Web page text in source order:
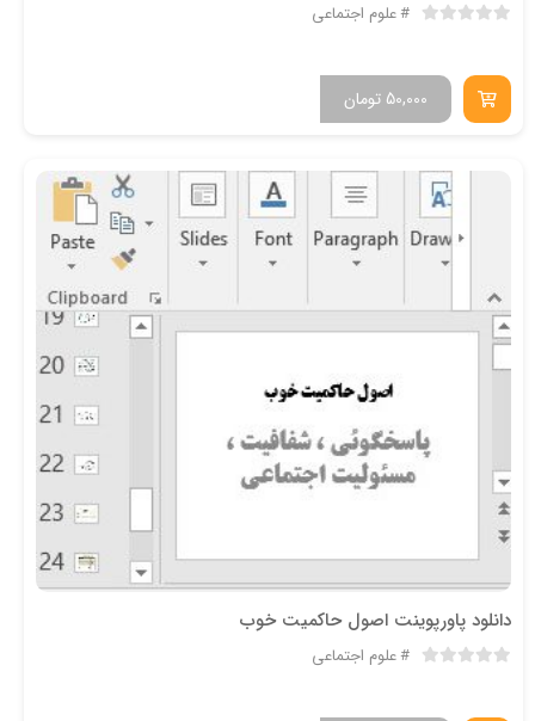
علوم اجتماعی
تومان 50,000
دانلود پاورپوینت اصول حاکمیت خوب
علوم اجتماعی